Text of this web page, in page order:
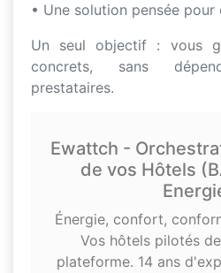
• Une solution pensée
Un seul objectif : vous
concrets, sans
prestataires.
Ewattch -
de vos Hôtels
Énergie, confort,
Vos hôtels pilotés
plateforme. 14 ans